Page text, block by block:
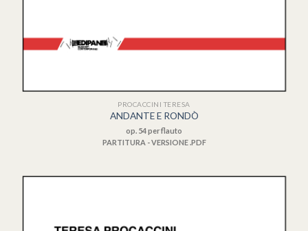
PROCACCINI TERESA
ANDANTE E RONDÒ
op. 54 per flauto
PARTITURA - VERSIONE .PDF